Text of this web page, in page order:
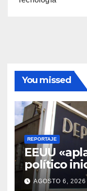
You missed
REPORTAJE
EEUU
político
Venezuela
AGOSTO 6, 2026